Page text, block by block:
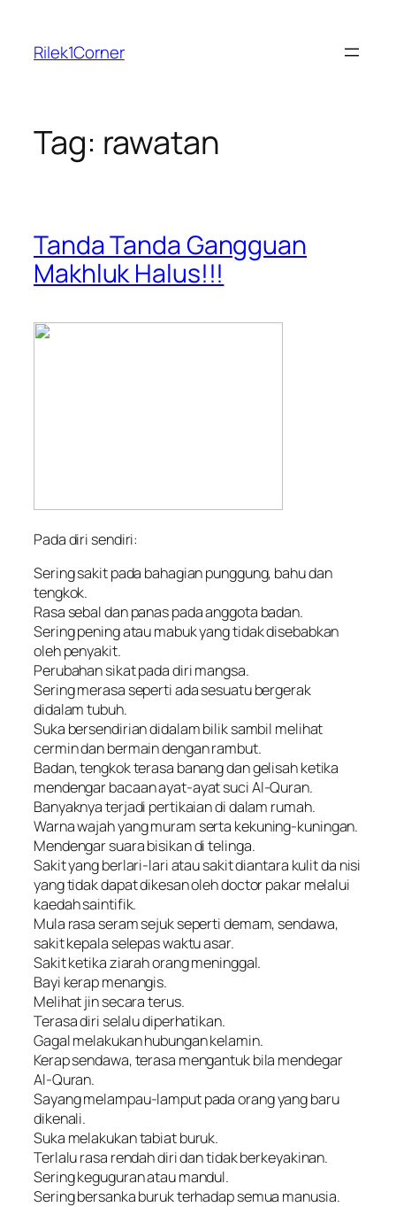
content
Rilek1Corner
Tag: rawatan
Tanda Tanda Gangguan
Makhluk Halus!!!
Pada diri sendiri:
Sering sakit pada bahagian punggung, bahu dan
tengkok.
Rasa sebal dan panas pada anggota badan.
Sering pening atau mabuk yang tidak disebabkan
oleh penyakit.
Perubahan sikat pada diri mangsa.
Sering merasa seperti ada sesuatu bergerak
didalam tubuh.
Suka bersendirian didalam bilik sambil melihat
cermin dan bermain dengan rambut.
Badan, tengkok terasa banang dan gelisah ketika
mendengar bacaan ayat-ayat suci Al-Quran.
Banyaknya terjadi pertikaian di dalam rumah.
Warna wajah yang muram serta kekuning-kuningan.
Mendengar suara bisikan di telinga.
Sakit yang berlari-lari atau sakit diantara kulit da nisi
yang tidak dapat dikesan oleh doctor pakar melalui
kaedah saintifik.
Mula rasa seram sejuk seperti demam, sendawa,
sakit kepala selepas waktu asar.
Sakit ketika ziarah orang meninggal.
Bayi kerap menangis.
Melihat jin secara terus.
Terasa diri selalu diperhatikan.
Gagal melakukan hubungan kelamin.
Kerap sendawa, terasa mengantuk bila mendegar
Al-Quran.
Sayang melampau-lamput pada orang yang baru
dikenali.
Suka melakukan tabiat buruk.
Terlalu rasa rendah diri dan tidak berkeyakinan.
Sering keguguran atau mandul.
Sering bersanka buruk terhadap semua manusia.